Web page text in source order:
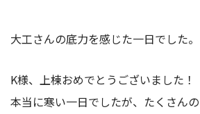
大工さんの底力を感じた一日でした。
K様、上棟おめでとうございました！
本当に寒い一日でしたが、たくさん